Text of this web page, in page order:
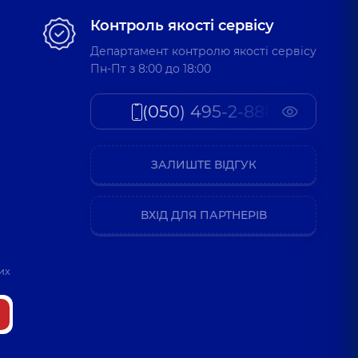
дитячий,18 років досвіду
дитячий, 16 років досвіду
дитячий,4 років досвіду
Контроль якості сервісу
Департамент контролю якості сервісу
Пн-Пт з 8:00 до 18:00
(050) 495-2-888
ЗАЛИШТЕ ВІДГУК
ВХІД ДЛЯ ПАРТНЕРІВ